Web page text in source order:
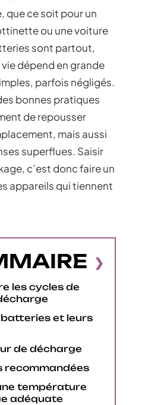
que ce soit pour un
ou une voiture
sont partout,
dépend en grande
parfois négligés.
bonnes pratiques
de repousser
mais aussi
superflues. Saisir
c’est donc faire un
appareils qui tiennent
les cycles de
batteries et leurs
de décharge
recommandées
température
adéquate